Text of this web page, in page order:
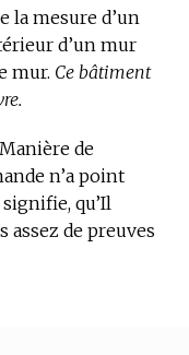
la mesure d’un
d’un mur
mur. Ce bâtiment
Manière de
n’a point
signifie, qu’Il
assez de preuves